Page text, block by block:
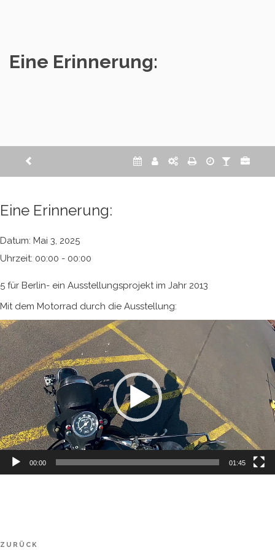
Eine Erinnerung:
Eine Erinnerung:
Datum: Mai 3, 2025
Uhrzeit: 00:00 - 00:00
5 für Berlin- ein Ausstellungsprojekt im Jahr 2013
Mit dem Motorrad durch die Ausstellung:
Video-
Player
00:00 01:45
Beitragsnavigation
Vorheriger
ZURÜCK